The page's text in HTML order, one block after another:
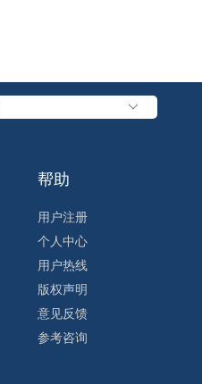
帮助
用户注册
个人中心
用户热线
版权声明
意见反馈
参考咨询